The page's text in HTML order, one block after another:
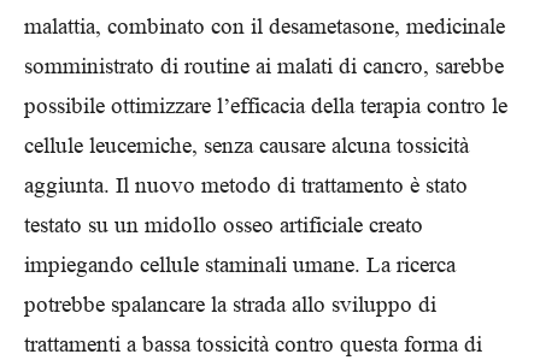
malattia, combinato con il desametasone, medicinale
somministrato di routine ai malati di cancro, sarebbe
possibile ottimizzare l’efficacia della terapia contro le
cellule leucemiche, senza causare alcuna tossicità
aggiunta. Il nuovo metodo di trattamento è stato
testato su un midollo osseo artificiale creato
impiegando cellule staminali umane. La ricerca
potrebbe spalancare la strada allo sviluppo di
trattamenti a bassa tossicità contro questa forma di